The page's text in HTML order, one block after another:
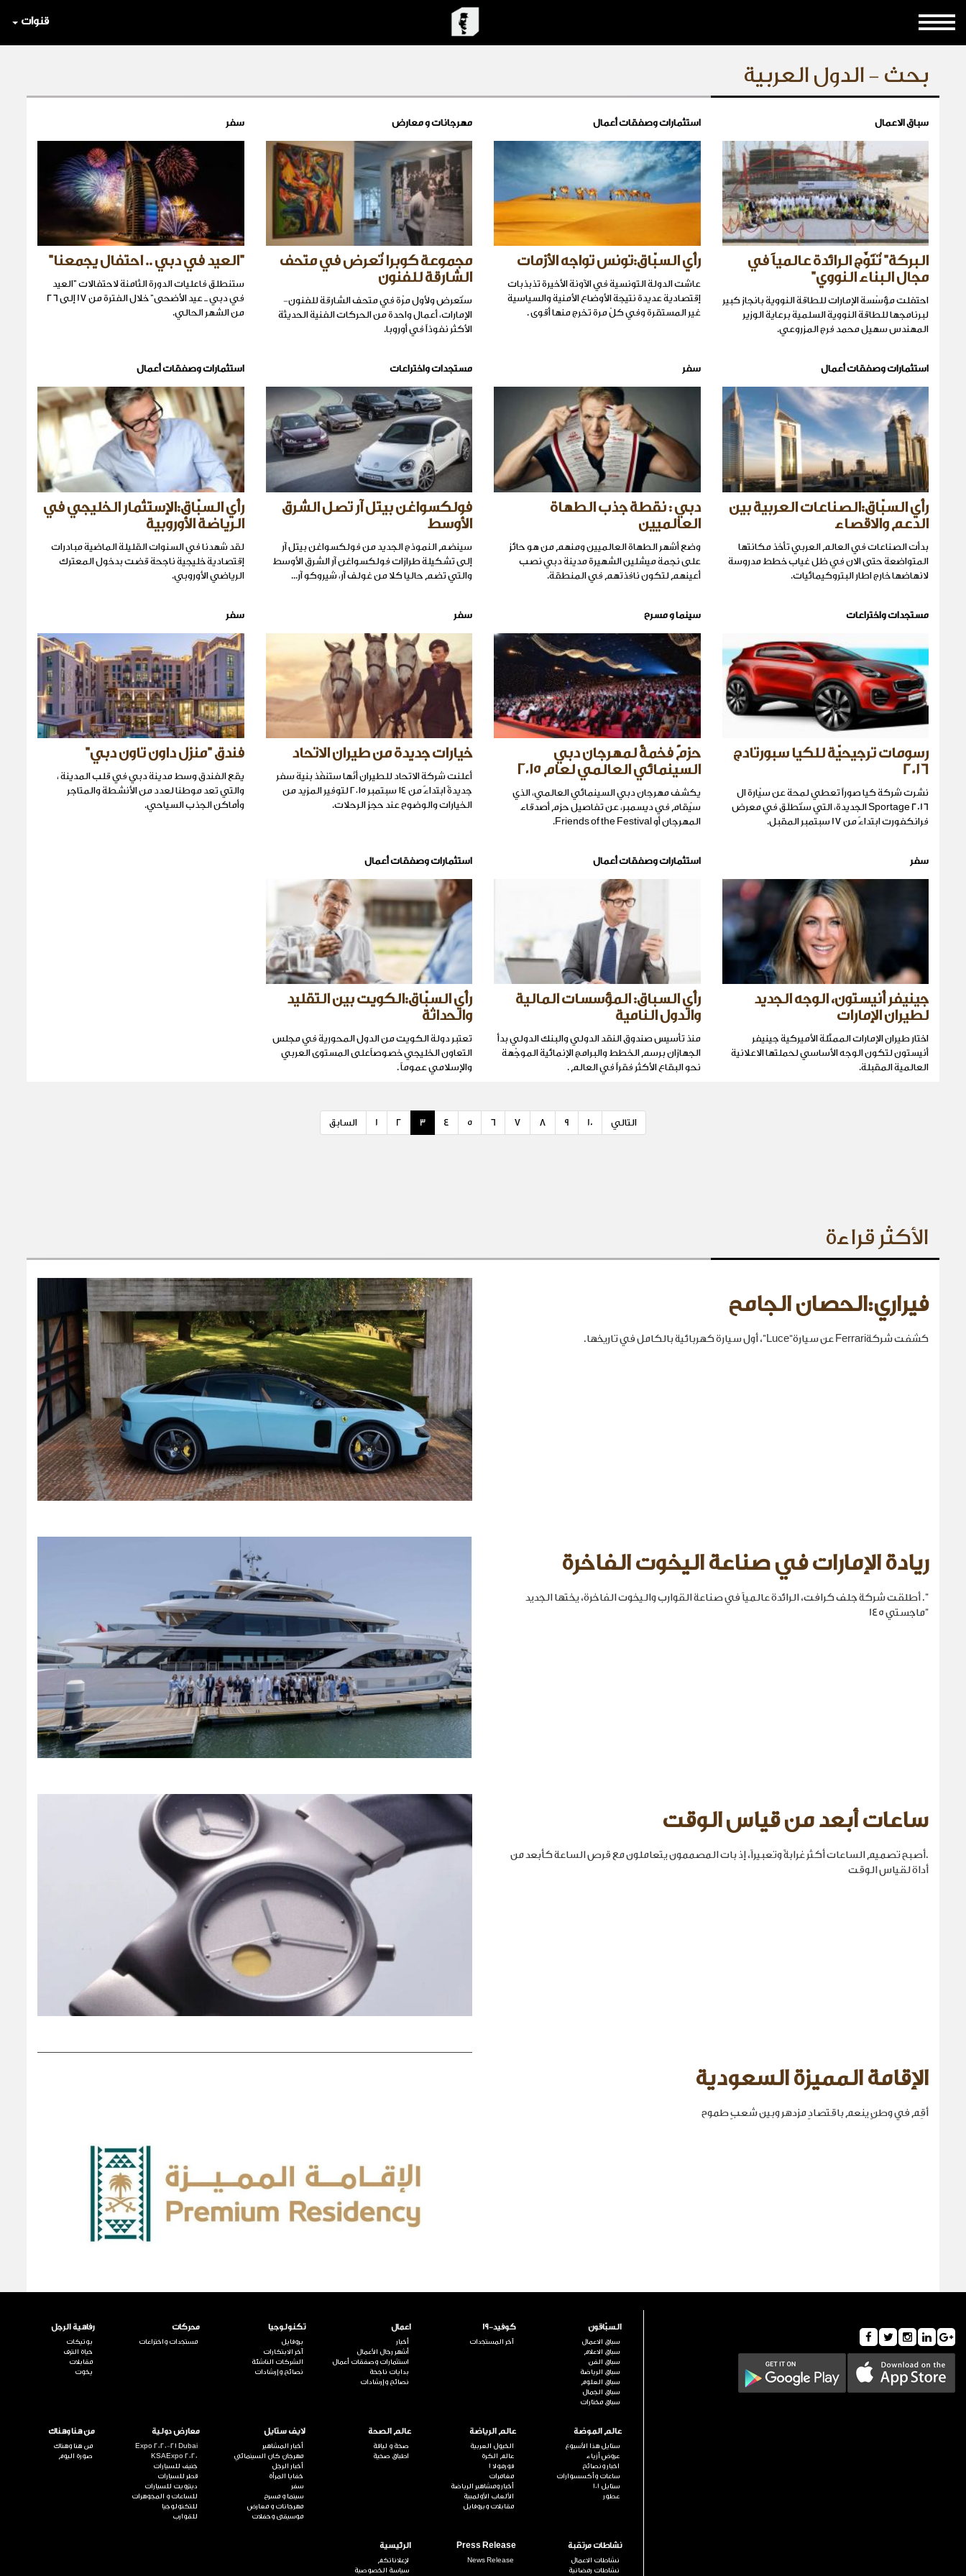
قنوات
بحث - الدول العربية
سباق الاعمال
البركة" تُتَوَّج الرائدة عالمياً في
مجال البناء النووي"
احتفلت مؤسّسة الإمارات للطاقة النووية بانجاز كبير
لبرنامجها للطاقة النووية السلمية برعاية الوزير
المهندس سهيل محمد فرج المزروعي.
استثمارات وصفقات أعمال
رأي السبّاق:تونس تواجه الأزمات
عاشت الدولة التونسية في الآونة الأخيرة تذبذبات
إقتصادية عديدة نتيجة الأوضاع الأمنية والسياسية
غير المستقرة وفي كلّ مرة تخرج منها أقوى .
مهرجانات و معارض
مجموعة كوبرا تُعرض في متحف
الشارقة للفنون
ستُعرض ولأول مرّة في متحف الشارقة للفنون-
الإمارات، أعمال واحدة من الحركات الفنية الحديثة
الأكثر نفوذاً في أوروبا.
سفر
"العيد في دبي .. احتفال يجمعنا"
ستنطلق فاعليات الدورة الثامنة لاحتفالات "العيد
في دبي ـ عيد الأضحى" خلال الفترة من 17 إلى 26
من الشهر الحالي.
استثمارات وصفقات أعمال
رأي السبّاق:الصناعات العربية بين
الدعم والاقصاء
بدأت الصناعات في العالم العربي تأخذ مكانتها
المتواضعة حتى الان في ظل غياب خطط مدروسة
لانهاضها خارج اطار البتروكيمائيات.
سفر
دبي : نقطة جذب الطهاة
العالميين
وضع أشهر الطهاة العالميين ومنهم من هو حائز
على نجمة ميشلين الشهيرة مدينة دبي نصب
أعينهم لتكون نافذتهم في المنطقة.
مستجدات واختراعات
فولكسواغن بيتل آر تصل الشرق
الأوسط
سينضم النموذج الجديد من فولكسواغن بيتل آر
إلى تشكيلة طرازات فولكسواغن آر الشرق الأوسط
والتي تضم حاليا كلا من غولف آر، شيروكو آر...
استثمارات وصفقات أعمال
رأي السبّاق:الإستثمار الخليجي في
الرياضة الأوروبية
لقد شهدنا في السنوات القليلة الماضية مبادرات
إقتصادية خليجية ناجحة قضت بدخول المعترك
الرياضي الأوروبي.
مستجدات واختراعات
رسومات ترجيحيّة للكيا سبورتادج
2016
نشرت شركة كيا صوراً تعطي لمحة عن سيّارة ال
Sportage 2016 الجديدة، التي ستُطلَق في معرض
فرانكفورت ابتداءً من 17 سبتمبر المقبل.
سينما و مسرح
حزمٌ فخمةٌ لمهرجان دبي
السينمائي العالمي لعام ٢٠١٥
يكشف مهرجان دبي السينمائي العالمي، الذي
سيُقام في ديسمبر، عن تفاصيل حزم أصدقاء
المهرجان أو Friends of the Festival.
سفر
خيارات جديدة من طيران الاتحاد
أعلنت شركة الاتحاد للطيران أنّها ستنفّذ بنية سفر
جديدةً ابتداءً من ١٤ سبتمبر ٢٠١٥ لتوفير المزيد من
الخيارات والوضوح عند حجز الرحلات.
سفر
فندق "منزل داون تاون دبي"
يقع الفندق وسط مدينة دبي في قلب المدينة ،
والتي تعد موطنا لعدد من الأنشطة والمتاجر
وأماكن الجذب السياحي.
سفر
جينيفر أنيستون، الوجه الجديد
لطيران الإمارات
اختار طيران الإمارات الممثّلة الأميركية جينيفر
أنيستون لتكون الوجه الأساسي لحملتها الاعلانية
العالمية المقبلة.
استثمارات وصفقات أعمال
رأي السباق: المؤسسات المالية
والدول النامية
منذ تأسيس صندوق النقد الدولي والبنك الدولي بدأ
الجهازان برسم الخطط والبرامج الإنمائية الموجّهة
نحو البقاع الأكثر فقراً في العالم .
استثمارات وصفقات أعمال
رأي السبّاق:الكويت بين التقليد
والحداثة
تعتبر دولة الكويت من الدول المحورية في مجلس
التعاون الخليجي خصوصاًعلى المستوى العربي
والإسلامي عموماً .
السابق 1 2 3 4 5 6 7 8 9 10 التالي
الأكثر قراءة
فيراري:الحصان الجامح
كشفت شركةFerrari عن سيارة“Luce”، أول سيارة كهربائية بالكامل في تاريخها.
ريادة الإمارات في صناعة اليخوت الفاخرة
". أطلقت شركة جلف كرافت، الرائدة عالمياً في صناعة القوارب واليخوت الفاخرة، يختها الجديد
"ماجستي 145
ساعات أبعد من قياس الوقت
.أصبح تصميم الساعات أكثر غرابةً وتعبيراً، إذ بات المصممون يتعاملون مع قرص الساعة كأبعد من
أداة لقياس الوقت
الإقامة المميزة السعودية
أقِم في وطنٍ ينعم باقتصادٍ مزدهر وبين شعبٍ طموح
السبّاقون
سباق الاعمال
سباق الاعلام
سباق الفن
سباق الرياضة
سباق العلوم
سباق الجمال
سباق مختارات
كوفيد-19
آخر المستجدات
اعمال
أخبار
أشهر رجال الأعمال
استثمارات وصفقات أعمال
بدايات ناجحة
نصائح وإرشادات
تكنولوجيا
بروفايل
آخر الابتكارات
الشركات الناشئة
نصائح وإرشادات
محركات
مستجدات واختراعات
رفاهية الرجل
بوتيكات
حياة الترف
مقابلات
يخوت
عالم الموضة
ستايل هذا الأسبوع
عروض أزياء
اخبار ونصائح
ساعات وأكسسوارات
ستايل 101
عطور
عالم الرياضة
الخيول العربية
عالم الكرة
فورمولا 1
مغامرات
أخبار ومشاهير الرياضة
الألعاب الأولمبية
مقابلات وبروفايل
عالم الصحة
صحة و لياقة
اطباق صحية
لايف ستايل
أخبار المشاهير
مهرجان كان السينمائي
أخبار الرجل
خفايا المرأة
سفر
سينما و مسرح
مهرجانات و معارض
موسيقى وحفلات
معارض دولية
Expo 2020-21 Dubai
KSAExpo 2020
جنيف للسيارات
قطر للسيارات
ديترويت للسيارات
للساعات و المجوهرات
للتكنولوجيا
للقوارب
من هنا وهناك
من هنا وهناك
صورة اليوم
نشاطات مرتقبة
نشاطات الاعمال
نشاطات رمضانية
Press Release
News Release
الرئيسية
لإعلاناتكم
سياسة الخصوصية